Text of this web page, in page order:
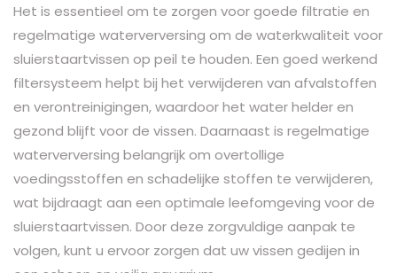
Het is essentieel om te zorgen voor goede filtratie en
regelmatige waterverversing om de waterkwaliteit voor
sluierstaartvissen op peil te houden. Een goed werkend
filtersysteem helpt bij het verwijderen van afvalstoffen
en verontreinigingen, waardoor het water helder en
gezond blijft voor de vissen. Daarnaast is regelmatige
waterverversing belangrijk om overtollige
voedingsstoffen en schadelijke stoffen te verwijderen,
wat bijdraagt aan een optimale leefomgeving voor de
sluierstaartvissen. Door deze zorgvuldige aanpak te
volgen, kunt u ervoor zorgen dat uw vissen gedijen in